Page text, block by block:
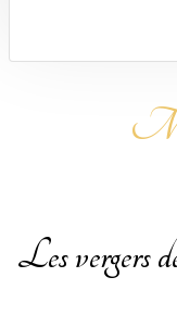
Les vergers